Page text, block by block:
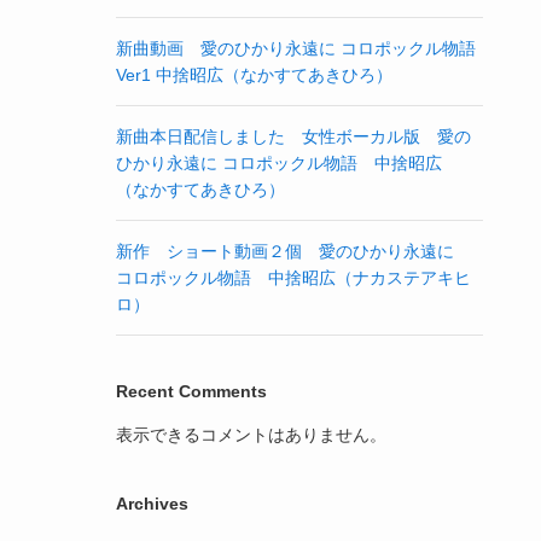
新曲動画 愛のひかり永遠に コロポックル物語
Ver1 中捨昭広（なかすてあきひろ）
新曲本日配信しました 女性ボーカル版 愛の
ひかり永遠に コロポックル物語 中捨昭広
（なかすてあきひろ）
新作 ショート動画２個 愛のひかり永遠に
コロポックル物語 中捨昭広（ナカステアキヒ
ロ）
Recent Comments
表示できるコメントはありません。
Archives